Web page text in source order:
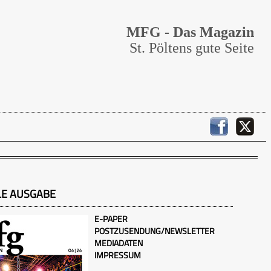
MFG - Das Magazin
St. Pöltens gute Seite
AUSGABE
E-PAPER
POSTZUSENDUNG/NEWSLETTER
MEDIADATEN
IMPRESSUM